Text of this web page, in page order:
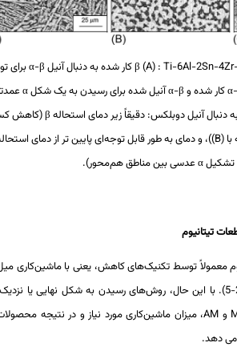
Ti-6Al-
:
(A)
βکار شده به دنبال آنیلα-β برای تولید
شده وα-β آنیل شده برای رسیدن به یک شکلαعمدتا
آنیل دوبلکس: دقیقاً زیر دمای استحالهβ(کاهش کسر
)، و دمای به طور قابل توجه‌ای پایین تر از دمای استحالهβ
αعدسی بین مناطق هم‌محور).
توسط تکنیک‌های کاهش، یعنی با ماشین‌کاری میل‌ها
می شوند (شکل 1-2-5). با این حال، روش‌های رسیدن به شکل نهایی یا نزدیک به
AM ، میزان ماشین‌کاری مورد نیاز و در نتیجه محصولات با